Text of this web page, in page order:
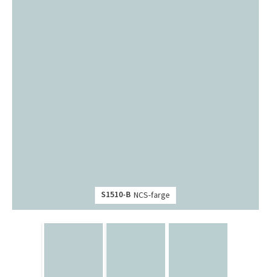
S1510-B NCS-farge